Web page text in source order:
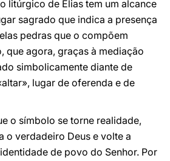
litúrgico de Elias tem um alcance
sagrado que indica a presença
pedras que o compõem
que agora, graças à mediação
simbolicamente diante de
lugar de oferenda e de
o símbolo se torne realidade,
o verdadeiro Deus e volte a
de povo do Senhor. Por